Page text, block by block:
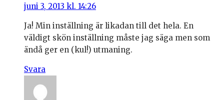
juni 3, 2013 kl. 14:26
Ja! Min inställning är likadan till det hela. En
väldigt skön inställning måste jag säga men som
ändå ger en (kul!) utmaning.
Svara